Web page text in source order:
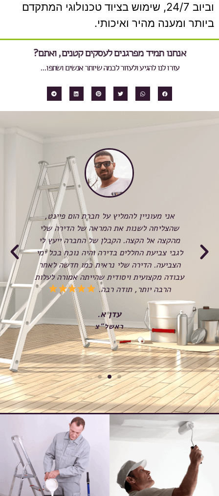
וביוב 24/7, שימוש בציוד טכנולוגי המתקדם
ביותר ומענה מהיר ואיכותי.
אנחנו תמיד מפרגנים לעסקים קטנים, ואתם?
עזרו לנו להגיע ולעזור לכמה שיותר אנשים ושתפו...
אני מעוניין להמליץ על חברת הום פיינט,
שהצליחה לשנות את המראה של הדירה שלי
מהקצה אל הקצה. הקבלן של החברה ייעץ לי
לגבי צביעת החללים בדירה והיה נוכח בכל ימי
הצביעה. הדירה שלי נראית כמו חדשה לאחר
עבודה מקצועית ויסודית שהייתה אמורה לעלות
הרבה יותר, תודה רבה.
עדן א.
ראשל"צ